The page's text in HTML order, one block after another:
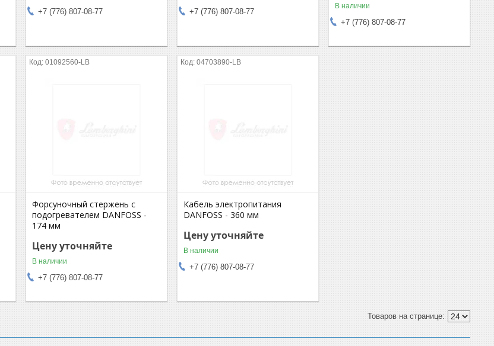
+7 (776) 807-08-77 +7 (776) 807-08-77
В наличии
+7 (776) 807-08-77
01092560-LB
Форсуночный стержень с
подогревателем DANFOSS -
174 мм
Цену уточняйте
В наличии
+7 (776) 807-08-77
04703890-LB
Кабель электропитания
DANFOSS - 360 мм
Цену уточняйте
В наличии
+7 (776) 807-08-77